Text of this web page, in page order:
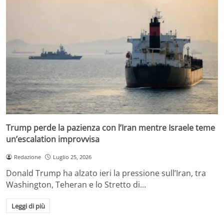
Trump perde la pazienza con l’Iran mentre Israele teme
un’escalation improvvisa
Redazione Luglio 25, 2026
Donald Trump ha alzato ieri la pressione sull’Iran, tra
Washington, Teheran e lo Stretto di…
Leggi di più